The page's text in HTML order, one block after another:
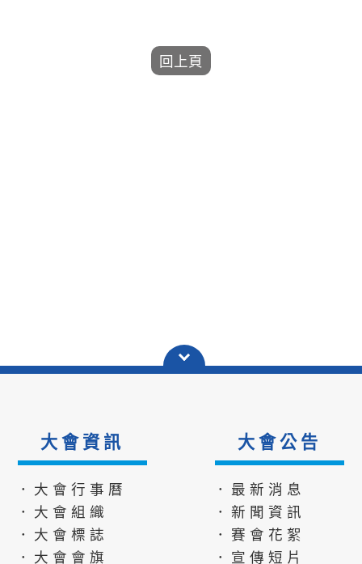
大會資訊
．大會行事曆
．大會組織
．大會標誌
．大會會旗
大會公告
．最新消息
．新聞資訊
．賽會花絮
．宣傳短片